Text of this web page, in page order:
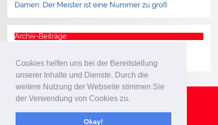
Cookies helfen uns bei der Bereitstellung
unserer Inhalte und Dienste. Durch die
weitere Nutzung der Webseite stimmen Sie
der Verwendung von Cookies zu.
Okay!
Damen: Der Meister ist eine Nummer zu groß
Archiv-Beiträge
Impressum